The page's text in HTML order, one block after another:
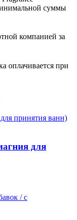
суммы
компанией за
оплачивается при
для